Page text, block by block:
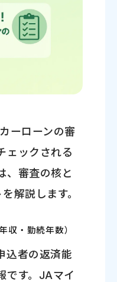
ーローンの審
ェックされる
、審査の核と
解説します。
収・勤続年数）
込者の返済能
です。JAマイ